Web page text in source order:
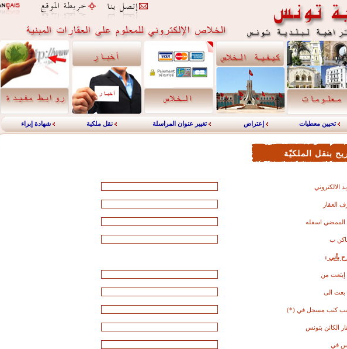
تحيين معطيات إعتراض تغيير عنوان المراسلة نقل ملكية شهادة إبراء
بنقل الملكيّة
الالكتروني
العقار
الممضي اسفله
ب
بأني :
من
الى
كتب مسجل في (*)
الكائن بتونس
في